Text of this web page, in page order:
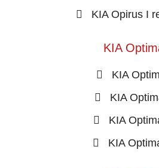
KIA Opirus I
KIA
KIA
KIA
KIA
KIA